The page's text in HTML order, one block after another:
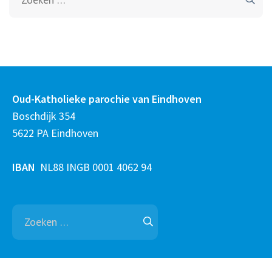
Oud-Katholieke parochie van Eindhoven
Boschdijk 354
5622 PA Eindhoven
IBAN NL88 INGB 0001 4062 94
Zoeken
naar: